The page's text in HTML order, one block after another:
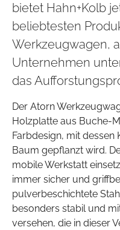
bietet Hahn+Kolb
beliebtesten
Werkzeugwagen,
Unternehmen
das
Der Atorn
Holzplatte aus Buche-
Farbdesign, mit dessen
Baum gepflanzt wird.
mobile Werkstatt
immer sicher und
pulverbeschichtete
besonders stabil und
versehen, die in dieser